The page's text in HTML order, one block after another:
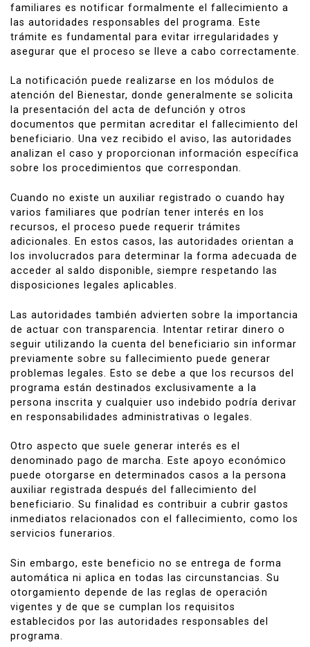
familiares es notificar formalmente el fallecimiento a
las autoridades responsables del programa. Este
trámite es fundamental para evitar irregularidades y
asegurar que el proceso se lleve a cabo correctamente.
La notificación puede realizarse en los módulos de
atención del Bienestar, donde generalmente se solicita
la presentación del acta de defunción y otros
documentos que permitan acreditar el fallecimiento del
beneficiario. Una vez recibido el aviso, las autoridades
analizan el caso y proporcionan información específica
sobre los procedimientos que correspondan.
Cuando no existe un auxiliar registrado o cuando hay
varios familiares que podrían tener interés en los
recursos, el proceso puede requerir trámites
adicionales. En estos casos, las autoridades orientan a
los involucrados para determinar la forma adecuada de
acceder al saldo disponible, siempre respetando las
disposiciones legales aplicables.
Las autoridades también advierten sobre la importancia
de actuar con transparencia. Intentar retirar dinero o
seguir utilizando la cuenta del beneficiario sin informar
previamente sobre su fallecimiento puede generar
problemas legales. Esto se debe a que los recursos del
programa están destinados exclusivamente a la
persona inscrita y cualquier uso indebido podría derivar
en responsabilidades administrativas o legales.
Otro aspecto que suele generar interés es el
denominado pago de marcha. Este apoyo económico
puede otorgarse en determinados casos a la persona
auxiliar registrada después del fallecimiento del
beneficiario. Su finalidad es contribuir a cubrir gastos
inmediatos relacionados con el fallecimiento, como los
servicios funerarios.
Sin embargo, este beneficio no se entrega de forma
automática ni aplica en todas las circunstancias. Su
otorgamiento depende de las reglas de operación
vigentes y de que se cumplan los requisitos
establecidos por las autoridades responsables del
programa.